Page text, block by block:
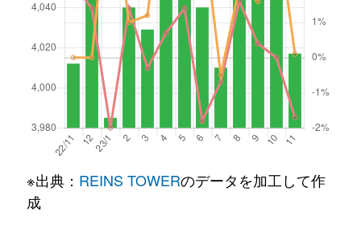
※出典： REINS TOWERのデータを加工して作
成